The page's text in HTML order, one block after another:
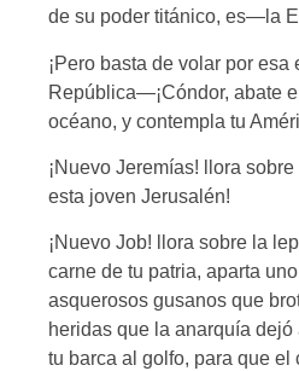
de su poder titánico, es—la
¡Pero basta de volar por
República—¡Cóndor, abate
océano, y contempla tu
¡Nuevo Jeremías! llora
esta joven Jerusalén!
¡Nuevo Job! llora sobre la
carne de tu patria, aparta
asquerosos gusanos que
heridas que la anarquía
tu barca al golfo, para que el